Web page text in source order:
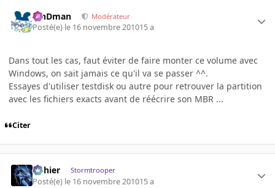
RinDman Modérateur
Posté(e) le 16 novembre 201015 a
Dans tout les cas, faut éviter de faire monter ce volume avec
Windows, on sait jamais ce qu'il va se passer ^^.
Essayes d'utiliser testdisk ou autre pour retrouver la partition
avec les fichiers exacts avant de réécrire son MBR ...
Citer
dohier Stormtrooper
Posté(e) le 16 novembre 201015 a